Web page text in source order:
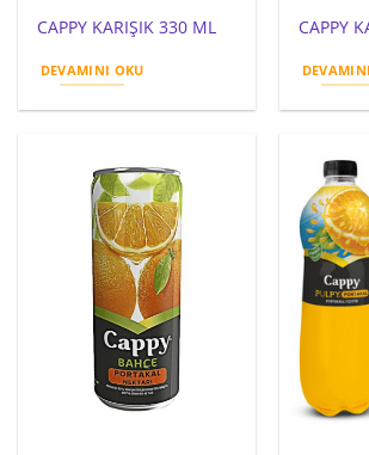
CAPPY KARIŞIK 330 ML
DEVAMINI OKU
CAPPY